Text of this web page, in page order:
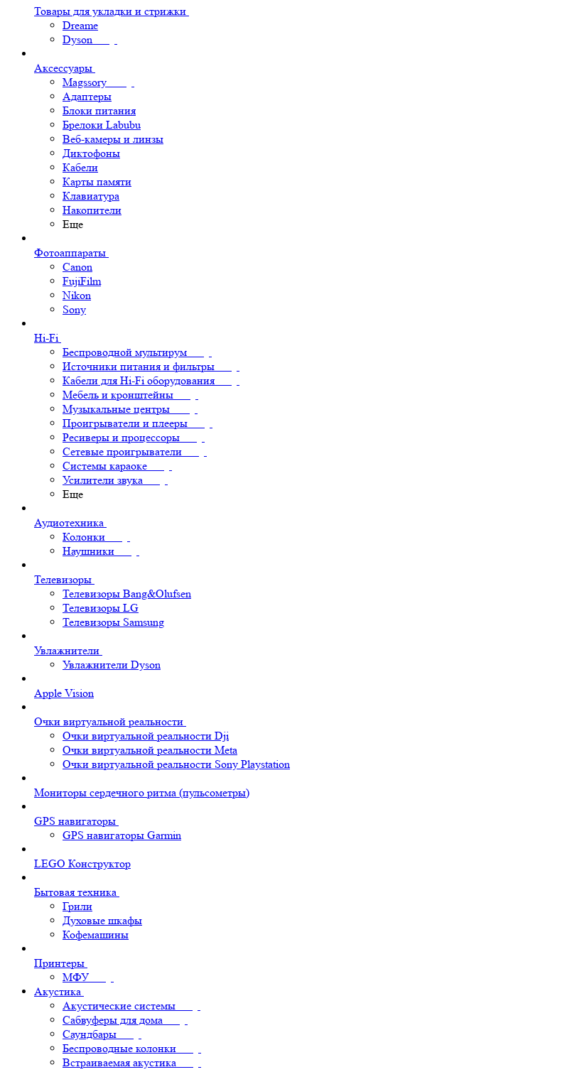
Товары для укладки и стрижки
Dreame
Dyson
Аксессуары
Magssory
Адаптеры
Блоки питания
Брелоки Labubu
Веб-камеры и линзы
Диктофоны
Кабели
Карты памяти
Клавиатура
Накопители
Еще
Фотоаппараты
Canon
FujiFilm
Nikon
Sony
Hi-Fi
Беспроводной мультирум
Источники питания и фильтры
Кабели для Hi-Fi оборудования
Мебель и кронштейны
Музыкальные центры
Проигрыватели и плееры
Ресиверы и процессоры
Сетевые проигрыватели
Системы караоке
Усилители звука
Еще
Аудиотехника
Колонки
Наушники
Телевизоры
Телевизоры Bang&Olufsen
Телевизоры LG
Телевизоры Samsung
Увлажнители
Увлажнители Dyson
Apple Vision
Очки виртуальной реальности
Очки виртуальной реальности Dji
Очки виртуальной реальности Meta
Очки виртуальной реальности Sony Playstation
Мониторы сердечного ритма (пульсометры)
GPS навигаторы
GPS навигаторы Garmin
LEGO Конструктор
Бытовая техника
Грили
Духовые шкафы
Кофемашины
Принтеры
МФУ
Акустика
Акустические системы
Сабвуферы для дома
Саундбары
Беспроводные колонки
Встраиваемая акустика